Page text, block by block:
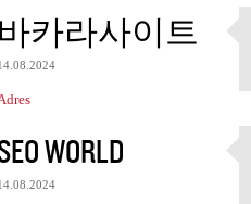
바카라사이트
WORLD